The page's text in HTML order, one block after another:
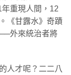
重現人間，12
《甘露水》奇蹟
外來統治者將
人才呢？二二八